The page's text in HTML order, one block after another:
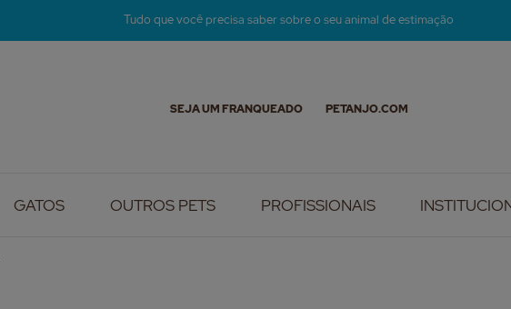
Tudo que você precisa saber sobre o seu animal de estimação
SEJA UM FRANQUEADO PETANJO.COM
GATOS OUTROS PETS PROFISSIONAIS